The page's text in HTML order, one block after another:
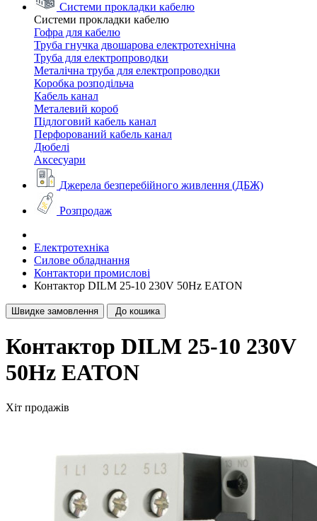
Системи прокладки кабелю
Системи прокладки кабелю
Гофра для кабелю
Труба гнучка двошарова електротехнічна
Труба для електропроводки
Металічна труба для електропроводки
Коробка розподільча
Кабель канал
Металевий короб
Підлоговий кабель канал
Перфорований кабель канал
Дюбелі
Аксесуари
Джерела безперебійного живлення (ДБЖ)
Розпродаж
Електротехніка
Силове обладнання
Контактори промислові
Контактор DILM 25-10 230V 50Hz EATON
Швидке замовлення До кошика
Контактор DILM 25-10 230V
50Hz EATON
Хіт продажів